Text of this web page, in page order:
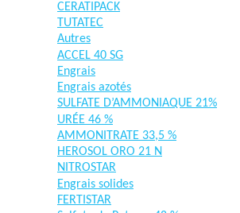
CERATIPACK
TUTATEC
Autres
ACCEL 40 SG
Engrais
Engrais azotés
SULFATE D’AMMONIAQUE 21%
URÉE 46 %
AMMONITRATE 33,5 %
HEROSOL ORO 21 N
NITROSTAR
Engrais solides
FERTISTAR